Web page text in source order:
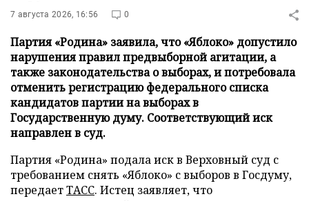
7 августа 2026, 16:56 0
Партия «Родина» заявила, что «Яблоко» допустило
нарушения правил предвыборной агитации, а
также законодательства о выборах, и потребовала
отменить регистрацию федерального списка
кандидатов партии на выборах в
Государственную думу. Соответствующий иск
направлен в суд.
Партия «Родина» подала иск в Верховный суд с
требованием снять «Яблоко» с выборов в Госдуму,
передаетТАСС. Истец заявляет, что